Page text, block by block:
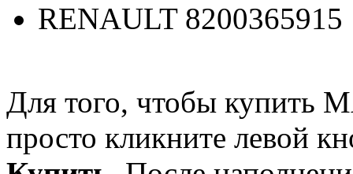
RENAULT 8200365915
Для того, чтобы купить
просто кликните левой